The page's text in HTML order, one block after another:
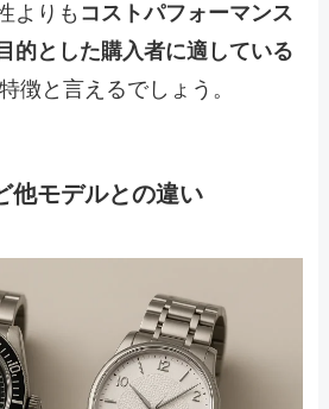
よりも コストパフォーマンス
的とした購入者に適している
徴と言えるでしょう。
他モデルとの違い